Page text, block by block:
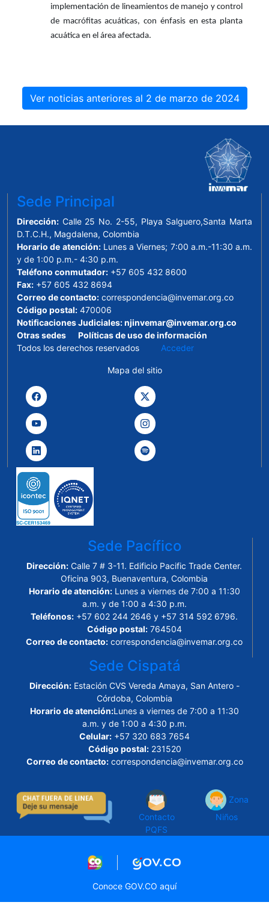
implementación de lineamientos de manejo y control
de macrófitas acuáticas, con énfasis en esta planta
acuática en el área afectada.
Ver noticias anteriores al 2 de marzo de 2024
Sede Principal
Dirección: Calle 25 No. 2-55, Playa Salguero,Santa Marta
D.T.C.H., Magdalena, Colombia
Horario de atención:Lunes a Viernes; 7:00 a.m.-11:30 a.m.
y de 1:00 p.m.- 4:30 p.m.
Teléfono conmutador: +57 605 432 8600
Fax: +57 605 432 8694
Correo de contacto: correspondencia@invemar.org.co
Código postal: 470006
Notificaciones Judiciales:njinvemar@invemar.org.co
Otras sedes
Políticas de uso de información
Todos los derechos reservados Acceder
Mapa del sitio
Sede Pacífico
Dirección: Calle 7 # 3-11. Edificio Pacific Trade Center.
Oficina 903, Buenaventura, Colombia
Horario de atención:Lunes a viernes de 7:00 a 11:30
a.m. y de 1:00 a 4:30 p.m.
Teléfonos: +57 602 244 2646 y +57 314 592 6796.
Código postal:764504
Correo de contacto: correspondencia@invemar.org.co
Sede Cispatá
Dirección: Estación CVS Vereda Amaya, San Antero -
Córdoba, Colombia
Horario de atención:Lunes a viernes de 7:00 a 11:30
a.m. y de 1:00 a 4:30 p.m.
Celular: +57 320 683 7654
Código postal:231520
Correo de contacto:correspondencia@invemar.org.co
Contacto
PQFS
Zona
Niños
Logo marca ColombiaLogo Gobierno de
Conoce GOV.CO aquí